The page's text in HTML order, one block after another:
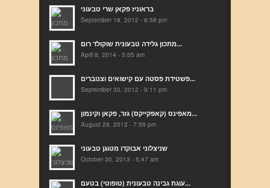
בראוניז פקאן שרי טבעוני
September 18, 2012 - 6:58 pm
מתכון גלידה טבעונית שוקולד רום...
April 8, 2014 - 5:05 am
פשטידת פסטה עם קישואים וצנוברים...
September 30, 2012 - 9:11 pm
מאפינס (קאפקייקס) גזר, פקאן וקינמון...
August 28, 2012 - 7:59 pm
שניצלוני אבוקדו מטוגן טבעוני
October 30, 2013 - 5:47 am
עוגת גבינה טבעונית (טופוטי) בטעם...